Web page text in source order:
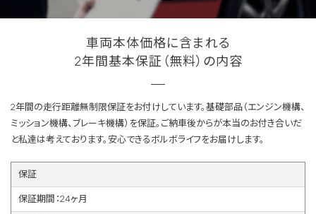
車両本体価格に含まれる
2年間基本保証（無料）の内容
2年間の走行距離無制限保証をお付けしています。基礎部品（エンジン機構、
ミッション機構、ブレーキ機構）を保証。ご納車後からが本当のお付き合いだ
と私達は考えております。安心できるボルボライフをお届けします。
保証
保証期間：24ヶ月